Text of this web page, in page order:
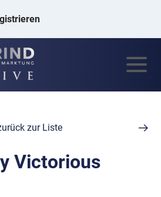
zur Liste
Victorious